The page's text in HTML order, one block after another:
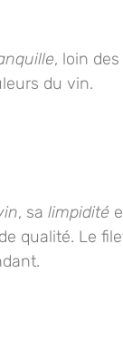
, loin
du vin.
, sa limpidité
qualité. Le